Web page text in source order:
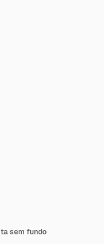
sem fundo